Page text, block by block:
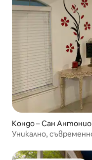
Кондо – Сан Антонио
Уникално,